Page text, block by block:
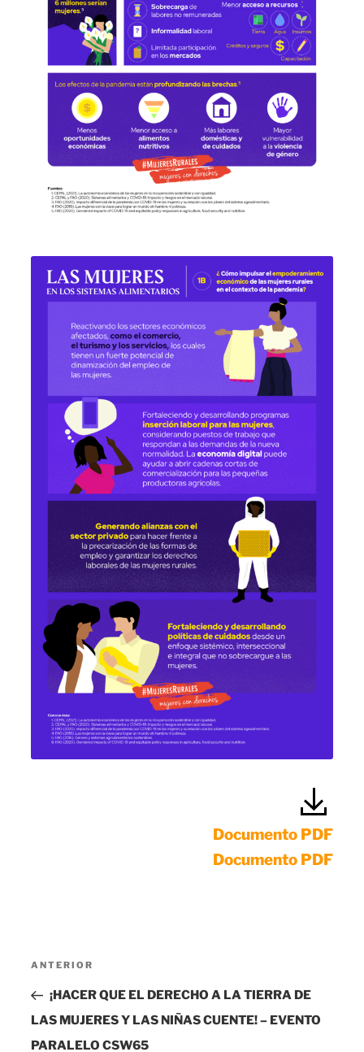
Documento PDF
Documento PDF
entradas
Entrada
anterior:
ANTERIOR
¡HACER QUE EL DERECHO A LA TIERRA DE
LAS MUJERES Y LAS NIÑAS CUENTE! – EVENTO
PARALELO CSW65